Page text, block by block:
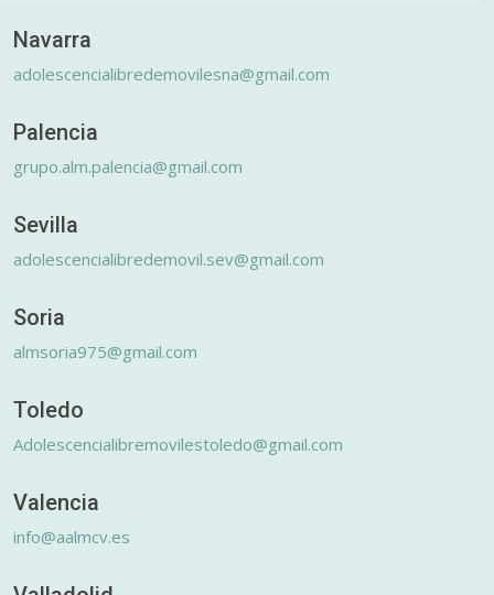
Navarra
adolescencialibredemovilesna@gmail.com
Palencia
grupo.alm.palencia@gmail.com
Sevilla
adolescencialibredemovil.sev@gmail.com
Soria
almsoria975@gmail.com
Toledo
Adolescencialibremovilestoledo@gmail.com
Valencia
info@aalmcv.es